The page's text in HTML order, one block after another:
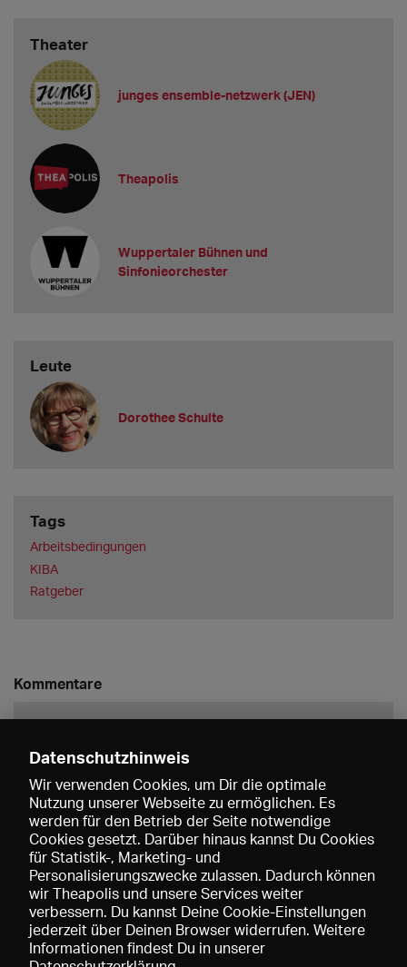
1. Vakanzen und Gagen
Gibt es bei Ihnen aktuell Vakanzen?
Nein.
Welche Mindestgage bieten Sie Berufsanfänger*innen
derzeit an? Ist die Gage verhandelbar?
Wir bieten die Einstiegs- bzw. Mindestgage laut NV Bühne an.
Welche Gast-Gage bieten Sie mindestens an?
Die Minde
Theater
junges ensemble-netzwerk (JEN)
Theapolis
Wuppertaler Bühnen und
Sinfonieorchester
Leute
Dorothee Schulte
Tags
Arbeitsbedingungen
KIBA
Ratgeber
Kommentare
Speichern
Datenschutzhinweis
Wir verwenden Cookies, um Dir die optimale
Nutzung unserer Webseite zu ermöglichen. Es
werden für den Betrieb der Seite notwendige
Cookies gesetzt. Darüber hinaus kannst Du Cookies
für Statistik-, Marketing- und
Personalisierungszwecke zulassen. Dadurch können
wir Theapolis und unsere Services weiter
verbessern. Du kannst Deine Cookie-Einstellungen
jederzeit über Deinen Browser widerrufen. Weitere
Informationen findest Du in unserer